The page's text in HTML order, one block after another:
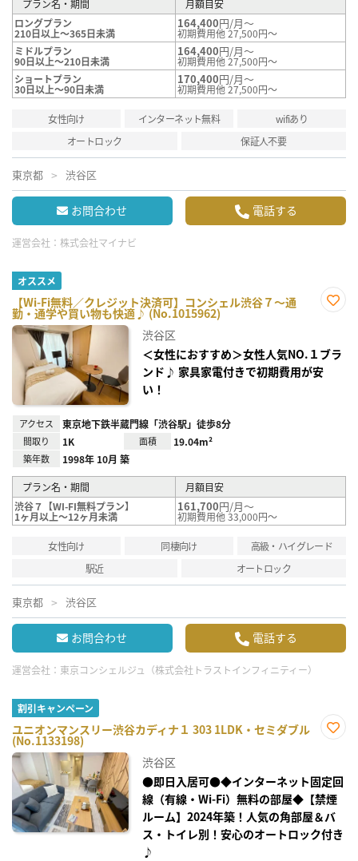
プラン名・期間
月額目安
ロングプラン
210日以上～365日未満
164,400円/月～
初期費用他 27,500円～
ミドルプラン
90日以上～210日未満
164,400円/月～
初期費用他 27,500円～
ショートプラン
30日以上～90日未満
170,400円/月～
初期費用他 27,500円～
女性向け インターネット無料
wifiあり
オートロック
保証人不要
東京都 渋谷区
お問合わせ 電話する
運営会社： 株式会社マイナビ
オススメ
【Wi-Fi無料／クレジット決済可】コンシェル渋谷７～通
勤・通学や買い物も快適♪ (No.1015962)
録
渋谷区
＜女性におすすめ＞女性人気NO.１ブラ
ンド♪ 家具家電付きで初期費用が安
い！
アクセス 東京地下鉄半蔵門線「渋谷駅」徒歩8分
間取り 1K 面積 19.04m²
築年数 1998年 10月 築
プラン名・期間
月額目安
渋谷７【WI-FI無料プラン】
1ヶ月以上～12ヶ月未満
161,700円/月～
初期費用他 33,000円～
女性向け 同棲向け
高級・ハイグレード
駅近
オートロック
東京都 渋谷区
お問合わせ 電話する
運営会社： 東京コンシェルジュ（株式会社トラストインフィニティー）
割引キャンペーン
ユニオンマンスリー渋谷カディナ１ 303 1LDK・セミダブル
(No.1133198)
録
渋谷区
●即日入居可●◆インターネット固定回
線（有線・Wi-Fi）無料の部屋◆【禁煙
ルーム】2024年築！人気の角部屋＆バ
ス・トイレ別！安心のオートロック付き
♪